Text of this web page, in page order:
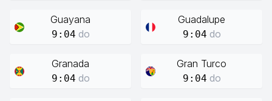
Guayana
9:04 do
Guadalupe
9:04 do
Granada
9:04 do
Gran Turco
9:04 do